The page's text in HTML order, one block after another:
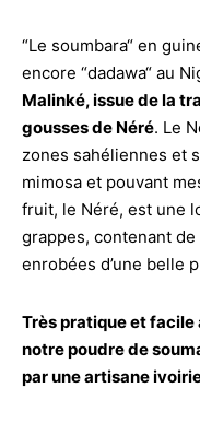
“Le soumbara“ en
encore “dadawa“ au
Malinké, issue de la
gousses de Néré. Le
zones sahéliennes et
mimosa et pouvant
fruit, le Néré, est une
grappes, contenant
enrobées d’une belle
Très pratique et facile
notre poudre de
par une artisane